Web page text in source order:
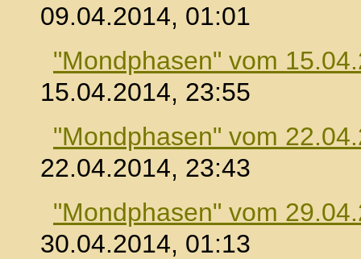
09.04.2014, 01:01
"Mondphasen" vom
15.04.2014, 23:55
"Mondphasen" vom
22.04.2014, 23:43
"Mondphasen" vom
30.04.2014, 01:13